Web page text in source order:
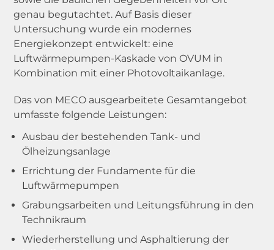
genau begutachtet. Auf Basis dieser
Untersuchung wurde ein modernes
Energiekonzept entwickelt: eine
Luftwärmepumpen-Kaskade von OVUM in
Kombination mit einer Photovoltaikanlage.
Das von MECO ausgearbeitete Gesamtangebot
umfasste folgende Leistungen:
Ausbau der bestehenden Tank- und
Ölheizungsanlage
Errichtung der Fundamente für die
Luftwärmepumpen
Grabungsarbeiten und Leitungsführung in den
Technikraum
Wiederherstellung und Asphaltierung der